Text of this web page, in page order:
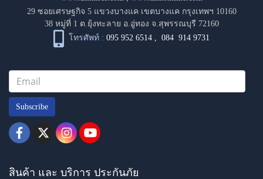
29 ซอยเศรษฐกิจ 5 แขวงบางแค เขตบางแค กรุงเทพฯ 10160
38 หมู่ที่ 1 ต.ยุ้งทะลาย อ.อู่ทอง จ.สุพรรณบุรี 72160
โทรศัพท์ : 095 952 6514 ,084 914 9731
Subscribe
สินค้า และ บริการ ประกันภัย